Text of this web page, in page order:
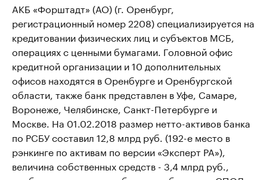
АКБ «Форштадт» (АО) (г. Оренбург,
регистрационный номер 2208) специализируется на
кредитовании физических лиц и субъектов МСБ,
операциях с ценными бумагами. Головной офис
кредитной организации и 10 дополнительных
офисов находятся в Оренбурге и Оренбургской
области, также банк представлен в Уфе, Самаре,
Воронеже, Челябинске, Санкт-Петербурге и
Москве. На 01.02.2018 размер нетто-активов банка
по РСБУ составил 12,8 млрд руб. (192-е место в
рэнкинге по активам по версии «Эксперт РА»),
величина собственных средств - 3,4 млрд руб.,